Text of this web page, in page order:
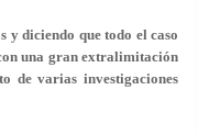
y diciendo que todo el caso
una gran extralimitación
de varias investigaciones